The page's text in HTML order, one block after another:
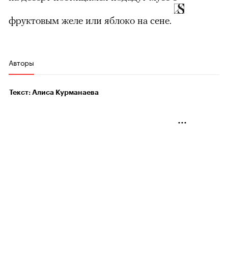
фруктовым желе или яблоко на сене.
Авторы
Текст: Алиса Курманаева